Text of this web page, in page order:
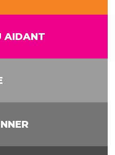
AIDANT